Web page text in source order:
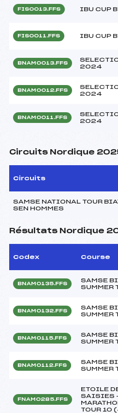
FIS0013.FFS IBU CUP
FIS0011.FFS IBU CUP
BNAM0013.FFS
2024
BNAM0012.FFS
2024
BNAM0011.FFS
2024
Circuits Nordique
Circuits
SAMSE NATIONAL TOUR
SEN HOMMES
Résultats Nordique
Codex Course
BNAM0135.FFS
SAMSE
SUMMER
BNAM0132.FFS
SAMSE
SUMMER
BNAM0115.FFS
SAMSE
SUMMER
BNAM0112.FFS
SAMSE
SUMMER
FNAM0285.FFS
ETOILE
SAISIES
TOUR 10